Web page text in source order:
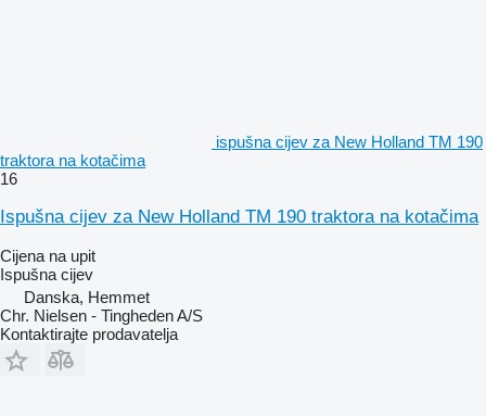
ispušna cijev za New Holland TM 190
traktora na kotačima
16
Ispušna cijev za New Holland TM 190 traktora na kotačima
Cijena na upit
Ispušna cijev
Danska, Hemmet
Chr. Nielsen - Tingheden A/S
Kontaktirajte prodavatelja